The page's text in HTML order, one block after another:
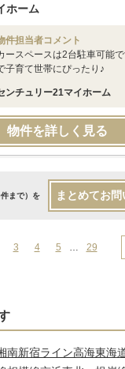
ホーム
件担当者コメント
ースペースは2台駐車可能
子育て世帯にぴったり♪
ンチュリー21マイホーム
物件を詳しく見る
まで）を まとめてお
3 4 5 … 29
南新宿ライン高海東海